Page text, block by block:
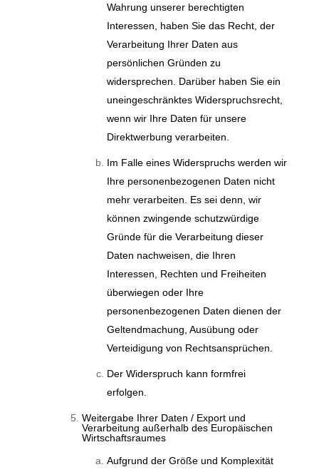
Wahrung unserer berechtigten
Interessen, haben Sie das Recht, der
Verarbeitung Ihrer Daten aus
persönlichen Gründen zu
widersprechen. Darüber haben Sie ein
uneingeschränktes Widerspruchsrecht,
wenn wir Ihre Daten für unsere
Direktwerbung verarbeiten.
Im Falle eines Widerspruchs werden wir
Ihre personenbezogenen Daten nicht
mehr verarbeiten. Es sei denn, wir
können zwingende schutzwürdige
Gründe für die Verarbeitung dieser
Daten nachweisen, die Ihren
Interessen, Rechten und Freiheiten
überwiegen oder Ihre
personenbezogenen Daten dienen der
Geltendmachung, Ausübung oder
Verteidigung von Rechtsansprüchen.
Der Widerspruch kann formfrei
erfolgen.
Weitergabe Ihrer Daten / Export und
Verarbeitung außerhalb des Europäischen
Wirtschaftsraumes
Aufgrund der Größe und Komplexität